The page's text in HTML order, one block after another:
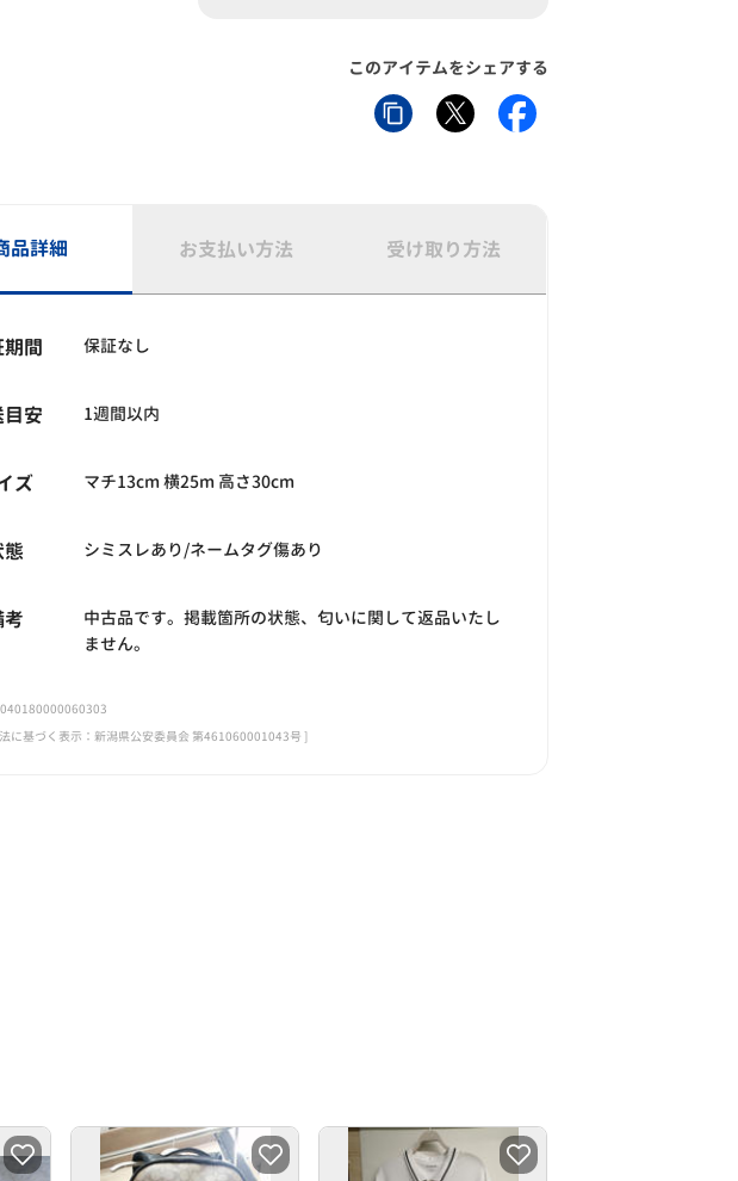
このアイテムをシェアする
品詳細 お支払い方法 受け取り方法
間 保証なし
安 1週間以内
ズ マチ13cm 横25m 高さ30cm
態 シミスレあり/ネームタグ傷あり
中古品です。掲載箇所の状態、匂いに関して返品いたし
ません。
に基づく表示：新潟県公安委員会 第461060001043号 ]